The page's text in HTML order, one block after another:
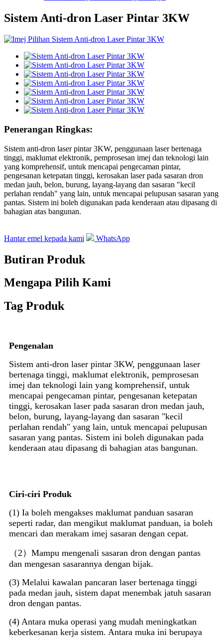
Sistem Anti-dron Laser Pintar 3KW
Penerangan Ringkas:
Sistem anti-dron laser pintar 3KW, penggunaan laser bertenaga
tinggi, maklumat elektronik, pemprosesan imej dan teknologi lain
yang komprehensif, untuk mencapai pengecaman pintar,
pengesanan ketepatan tinggi, kerosakan laser pada sasaran dron
medan jauh, belon, burung, layang-layang dan sasaran "kecil
perlahan rendah" yang lain, untuk mencapai pelupusan sasaran yang
pantas. Sistem ini boleh digunakan pada kenderaan atau dipasang di
bahagian atas bangunan.
Hantar emel kepada kami WhatsApp
Butiran Produk
Mengapa Pilih Kami
Tag Produk
Pengenalan
Sistem anti-dron laser pintar 3KW, penggunaan laser
bertenaga tinggi, maklumat elektronik, pemprosesan
imej dan teknologi lain yang komprehensif, untuk
mencapai pengecaman pintar, pengesanan ketepatan
tinggi, kerosakan laser pada sasaran dron medan jauh,
belon, burung, layang-layang dan sasaran "kecil
perlahan rendah" yang lain, untuk mencapai pelupusan
sasaran yang pantas. Sistem ini boleh digunakan pada
kenderaan atau dipasang di bahagian atas bangunan.
Ciri-ciri Produk
(1) Ia boleh mengakses maklumat panduan sasaran
seperti radar, dan mengikut maklumat panduan, ia boleh
mencari dan merakam imej sasaran dengan cepat.
（2）Mampu mengenali sasaran dron dengan pantas
dan mengesan sasarannya dengan bijak.
(3) Melalui kawalan pancaran laser bertenaga tinggi
pada medan jauh, sistem dapat menembak jatuh sasaran
dron dengan pantas.
(4) Antara muka operasi yang mudah meningkatkan
keberkesanan kerja sistem. Antara muka ini berupaya